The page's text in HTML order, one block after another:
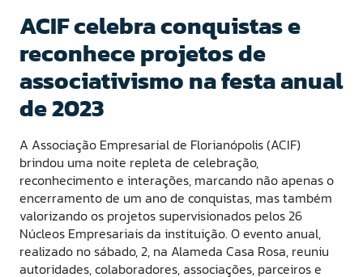
ACIF celebra conquistas e
reconhece projetos de
associativismo na festa anual
de 2023
A Associação Empresarial de Florianópolis (ACIF)
brindou uma noite repleta de celebração,
reconhecimento e interações, marcando não apenas o
encerramento de um ano de conquistas, mas também
valorizando os projetos supervisionados pelos 26
Núcleos Empresariais da instituição. O evento anual,
realizado no sábado, 2, na Alameda Casa Rosa, reuniu
autoridades, colaboradores, associações, parceiros e